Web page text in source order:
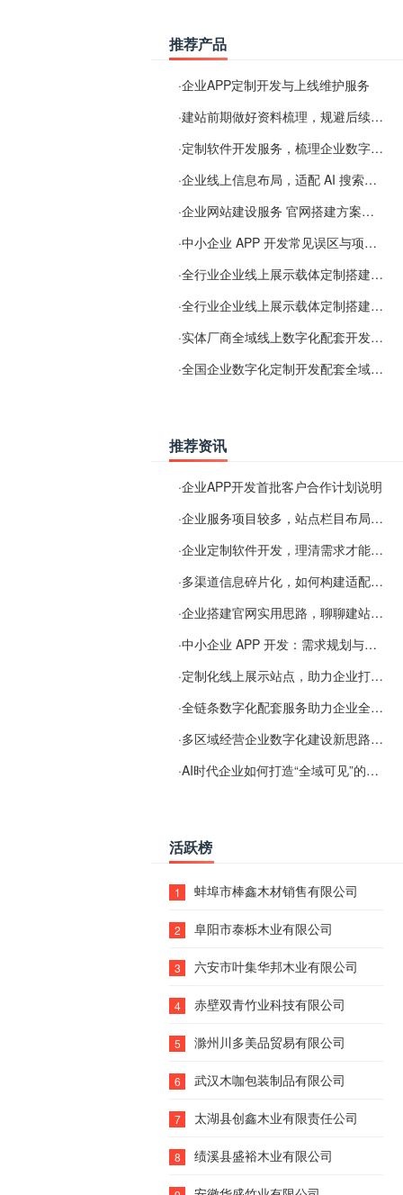
推荐产品
·企业APP定制开发与上线维护服务
·建站前期做好资料梳理，规避后续各类使用难题
·定制软件开发服务，梳理企业数字化落地常见难点
·企业线上信息布局，适配 AI 搜索需要留意这些要点
·企业网站建设服务 官网搭建方案经验分享
·中小企业 APP 开发常见误区与项目规划实用经验
·全行业企业线上展示载体定制搭建服务
·全行业企业线上展示载体定制搭建服务
·实体厂商全域线上数字化配套开发与地域检索优化服务
·全国企业数字化定制开发配套全域搜索优化服务
推荐资讯
·企业APP开发首批客户合作计划说明
·企业服务项目较多，站点栏目布局规划参考思路
·企业定制软件开发，理清需求才能提升数字化落地效率
·多渠道信息碎片化，如何构建适配 AI 检索的品牌信息源
·企业搭建官网实用思路，聊聊建站容易忽视的问题
·中小企业 APP 开发：需求规划与项目落地避坑经验分享
·定制化线上展示站点，助力企业打通线上经营渠道
·全链条数字化配套服务助力企业全域线上经营
·多区域经营企业数字化建设新思路：多端载体与地域检索一体化落地思路分享
·AI时代企业如何打造“全域可见”的数字资产？梓彤超越给出新解法
活跃榜
1 蚌埠市棒鑫木材销售有限公司
2 阜阳市泰栎木业有限公司
3 六安市叶集华邦木业有限公司
4 赤壁双青竹业科技有限公司
5 滁州川多美品贸易有限公司
6 武汉木咖包装制品有限公司
7 太湖县创鑫木业有限责任公司
8 绩溪县盛裕木业有限公司